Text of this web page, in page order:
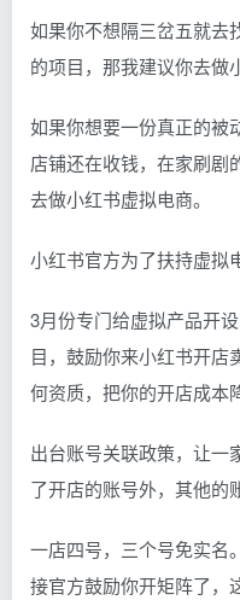
如果你不想隔三岔五就去
的项目，那我建议你去做
如果你想要一份真正的被
店铺还在收钱，在家刷剧
去做小红书虚拟电商。
小红书官方为了扶持虚拟
3月份专门给虚拟产品开
目，鼓励你来小红书开店
何资质，把你的开店成本
出台账号关联政策，让一
了开店的账号外，其他的
一店四号，三个号免实名
接官方鼓励你开矩阵了，